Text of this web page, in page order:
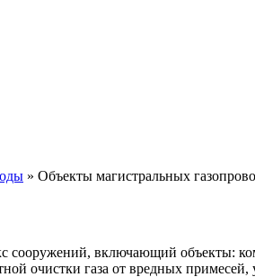
» Объекты магистральных
сооружений, включающий объекты:
очистки газа от вредных примесей,